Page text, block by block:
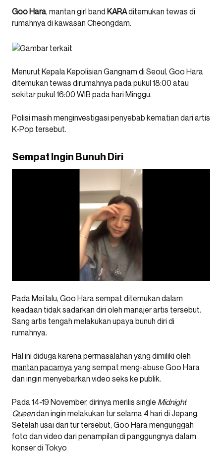
Goo Hara, mantan girl band KARAditemukan tewas di
rumahnya di kawasan Cheongdam.
Menurut Kepala Kepolisian Gangnam di Seoul, Goo Hara
ditemukan tewas dirumahnya pada pukul 18:00 atau
sekitar pukul 16:00 WIB pada hari Minggu.
Polisi masih menginvestigasi penyebab kematian dari artis
K-Pop tersebut.
Sempat Ingin Bunuh Diri
Pada Mei lalu, Goo Hara sempat ditemukan dalam
keadaan tidak sadarkan diri oleh manajer artis tersebut.
Sang artis tengah melakukan upaya bunuh diri di
rumahnya.
Hal ini diduga karena permasalahan yang dimiliki oleh
mantan pacarnya yang sempat meng-abuse Goo Hara
dan ingin menyebarkan video seks ke publik.
Pada 14-19 November, dirinya merilis single Midnight
Queendan ingin melakukan tur selama 4 hari di Jepang.
Setelah usai dari tur tersebut, Goo Hara mengunggah
foto dan video dari penampilan di panggungnya dalam
konser di Tokyo